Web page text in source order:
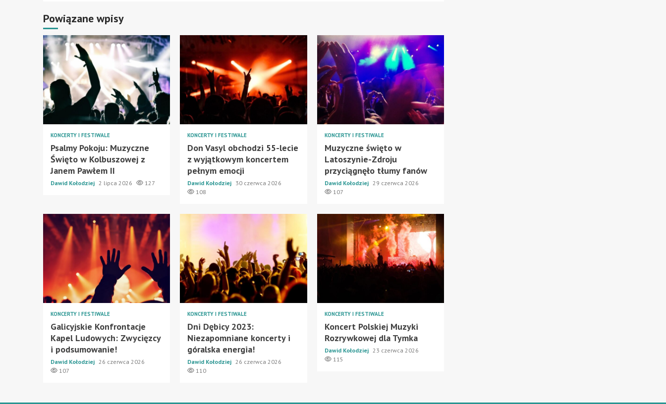
Powiązane wpisy
KONCERTY I FESTIWALE
Psalmy Pokoju: Muzyczne
Święto w Kolbuszowej z
Janem Pawłem II
Dawid Kołodziej 2 lipca 2026 127
KONCERTY I FESTIWALE
Don Vasyl obchodzi 55-lecie
z wyjątkowym koncertem
pełnym emocji
Dawid Kołodziej 30 czerwca 2026
108
KONCERTY I FESTIWALE
Muzyczne święto w
Latoszynie-Zdroju
przyciągnęło tłumy fanów
Dawid Kołodziej 29 czerwca 2026
107
KONCERTY I FESTIWALE
Galicyjskie Konfrontacje
Kapel Ludowych: Zwycięzcy
i podsumowanie!
Dawid Kołodziej 26 czerwca 2026
107
KONCERTY I FESTIWALE
Dni Dębicy 2023:
Niezapomniane koncerty i
góralska energia!
Dawid Kołodziej 26 czerwca 2026
110
KONCERTY I FESTIWALE
Koncert Polskiej Muzyki
Rozrywkowej dla Tymka
Dawid Kołodziej 23 czerwca 2026
115